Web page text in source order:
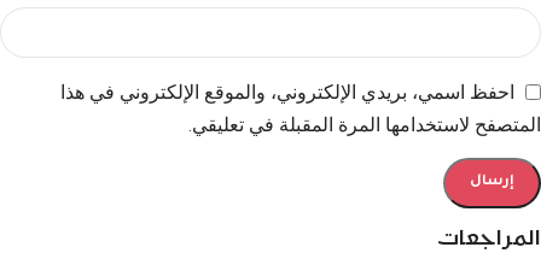
المراجعات
احفظ اسمي، بريدي الإلكتروني، والموقع الإلكتروني في هذا
المتصفح لاستخدامها المرة المقبلة في تعليقي.